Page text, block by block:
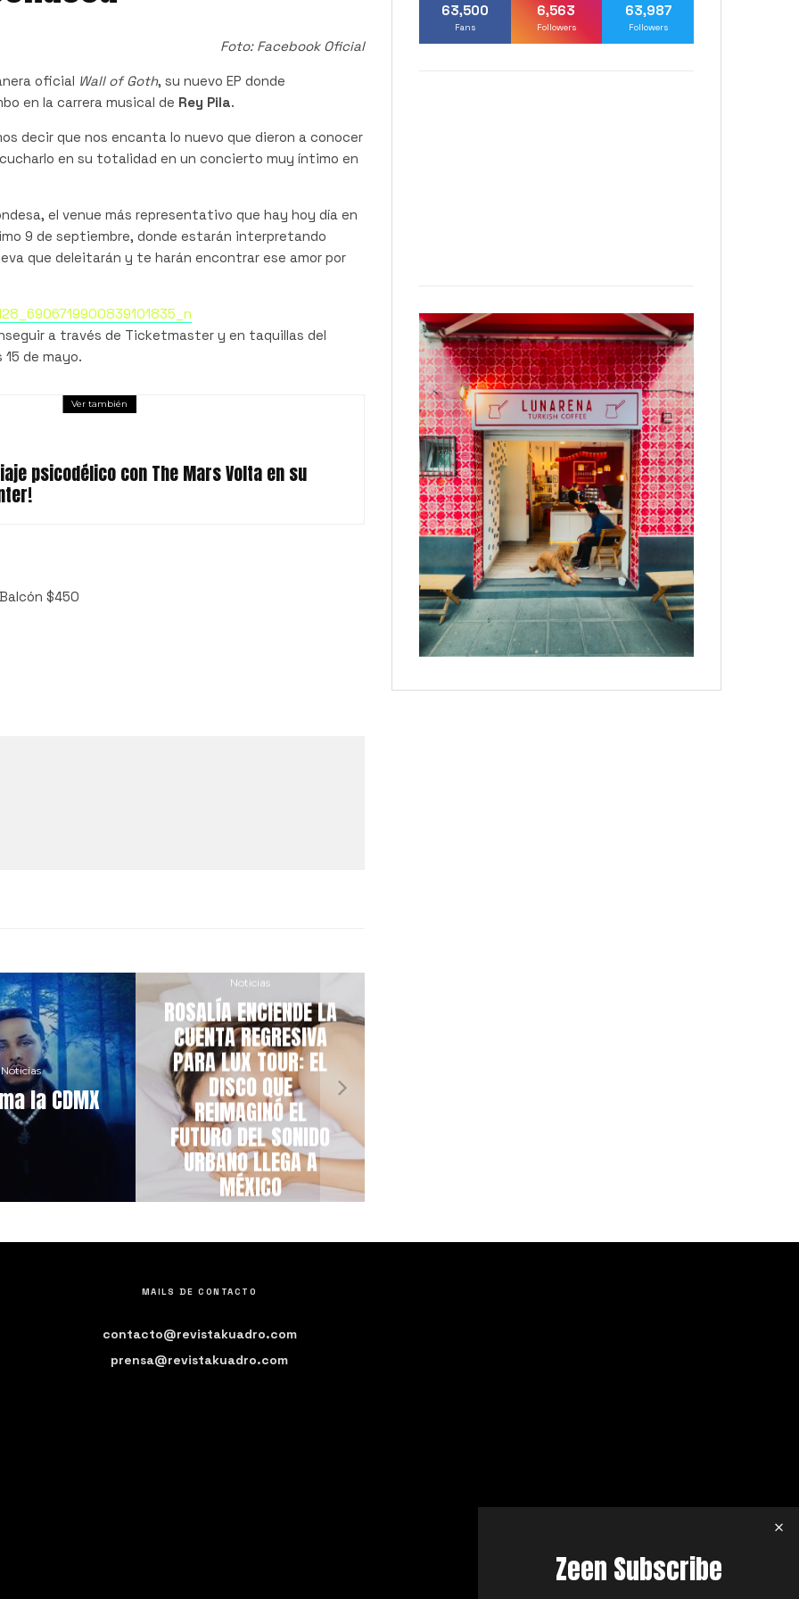
Foto: Facebook Oficial
oficial Wall of Goth, su nuevo EP donde
en la carrera musical de Rey Pila.
decir que nos encanta lo nuevo que dieron a conocer
en su totalidad en un concierto muy íntimo en
el venue más representativo que hay hoy día en
9 de septiembre, donde estarán interpretando
que deleitarán y te harán encontrar ese amor por
a través de Ticketmaster y en taquillas del
15 de mayo.
Ver también
psicodélico con The Mars Volta en su
$450
Agosto
Anyma presentará
su deslumbrante
espectáculo
«ÆDEN» en el
Estadio GNP
Seguros de la
Ciudad de México
Noviembre
vuelve al
sus
nunca
de sonar
63,500
Fans
6,563
Followers
63,987
Followers
MAILS DE CONTACTO
contacto@revistakuadro.com
prensa@revistakuadro.com
Zeen Subscribe